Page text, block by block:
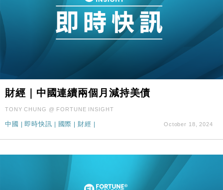
財經｜中國連續兩個月減持美債
TONY CHUNG @ FORTUNE INSIGHT
中國 即時快訊 國際 財經 October 18, 2024